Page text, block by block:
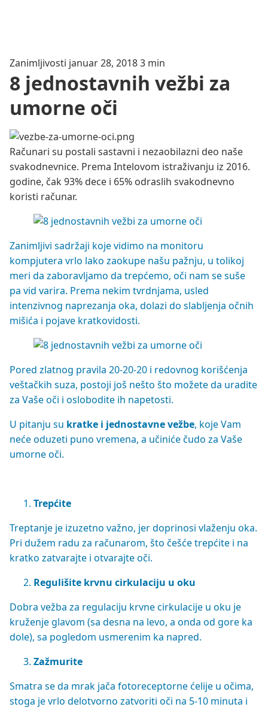
Zanimljivosti januar 28, 20183 min
8 jednostavnih vežbi za
umorne oči
Računari su postali sastavni i nezaobilazni deo naše
svakodnevnice. Prema Intelovom istraživanju iz 2016.
godine, čak 93% dece i 65% odraslih svakodnevno
koristi računar.
Zanimljivi sadržaji koje vidimo na monitoru
kompjutera vrlo lako zaokupe našu pažnju, u tolikoj
meri da zaboravljamo da trepćemo, oči nam se suše
pa vid varira. Prema nekim tvrdnjama, usled
intenzivnog naprezanja oka, dolazi do slabljenja očnih
mišića i pojave kratkovidosti.
Pored zlatnog pravila 20-20-20 i redovnog korišćenja
veštačkih suza, postoji još nešto što možete da uradite
za Vaše oči i oslobodite ih napetosti.
U pitanju su kratke i jednostavne vežbe, koje Vam
neće oduzeti puno vremena, a učiniće čudo za Vaše
umorne oči.
Trepćite
Treptanje je izuzetno važno, jer doprinosi vlaženju oka.
Pri dužem radu za računarom, što češće trepćite i na
kratko zatvarajte i otvarajte oči.
Regulišite krvnu cirkulaciju u oku
Dobra vežba za regulaciju krvne cirkulacije u oku je
kruženje glavom (sa desna na levo, a onda od gore ka
dole), sa pogledom usmerenim ka napred.
Zažmurite
Smatra se da mrak jača fotoreceptorne ćelije u očima,
stoga je vrlo delotvorno zatvoriti oči na 5-10 minuta i